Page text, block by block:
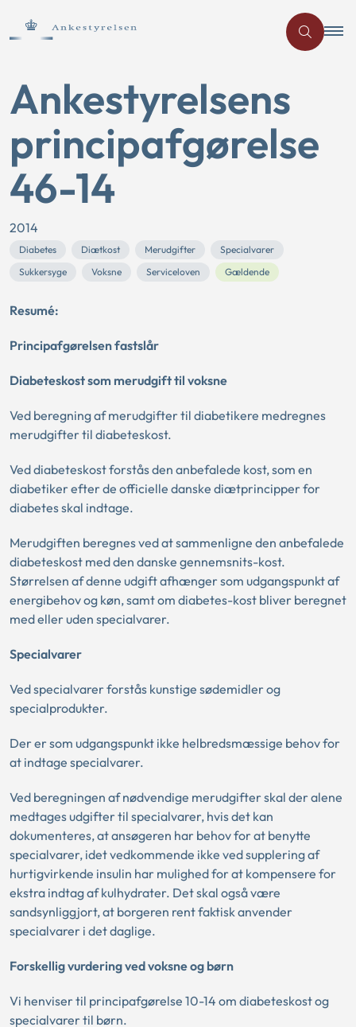
Ankestyrelsens
principafgørelse
46-14
2014
Diabetes Diætkost Merudgifter
Specialvarer
Sukkersyge
Voksne Serviceloven Gældende
Resumé:
Principafgørelsen fastslår
Diabeteskost som merudgift til voksne
Ved beregning af merudgifter til diabetikere medregnes
merudgifter til diabeteskost.
Ved diabeteskost forstås den anbefalede kost, som en
diabetiker efter de officielle danske diætprincipper for
diabetes skal indtage.
Merudgiften beregnes ved at sammenligne den anbefalede
diabeteskost med den danske gennemsnits-kost.
Størrelsen af denne udgift afhænger som udgangspunkt af
energibehov og køn, samt om diabetes-kost bliver beregnet
med eller uden specialvarer.
Specialvarer
Ved specialvarer forstås kunstige sødemidler og
specialprodukter.
Der er som udgangspunkt ikke helbredsmæssige behov for
at indtage specialvarer.
Ved beregningen af nødvendige merudgifter skal der alene
medtages udgifter til specialvarer, hvis det kan
dokumenteres, at ansøgeren har behov for at benytte
specialvarer, idet vedkommende ikke ved supplering af
hurtigvirkende insulin har mulighed for at kompensere for
ekstra indtag af kulhydrater. Det skal også være
sandsynliggjort, at borgeren rent faktisk anvender
specialvarer i det daglige.
Forskellig vurdering ved voksne og børn
Vi henviser til principafgørelse 10-14 om diabeteskost og
specialvarer til børn.